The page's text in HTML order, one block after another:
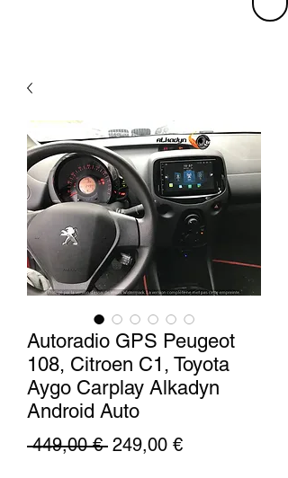
Autoradio GPS Peugeot
108, Citroen C1, Toyota
Aygo Carplay Alkadyn
Android Auto
449,00 € Standardpreis
249,00 €Sale-